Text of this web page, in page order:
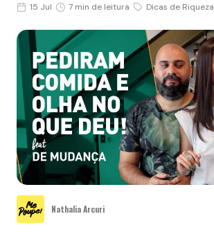
15 Jul 7 min de leitura Dicas de Riqueza
Nathalia Arcuri